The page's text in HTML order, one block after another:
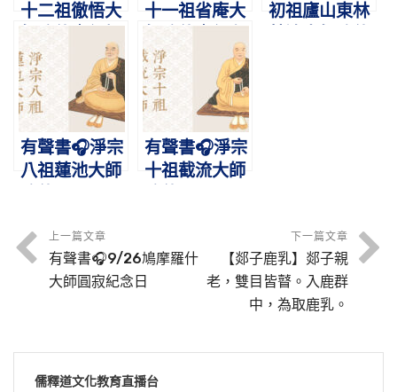
十二祖徹悟大
典範，攝禪教
而歸淨土
十一祖省庵大
梵網，志在西
方
初祖廬山東林
有聲書🎧淨宗
八祖蓮池大師
有聲書🎧淨宗
十祖截流大師
上一篇文章
有聲書🎧9/26鳩摩羅什
大師圓寂紀念日
下一篇文章
【郯子鹿乳】郯子親
老，雙目皆瞽。入鹿群
中，為取鹿乳。
儒釋道文化教育直播台